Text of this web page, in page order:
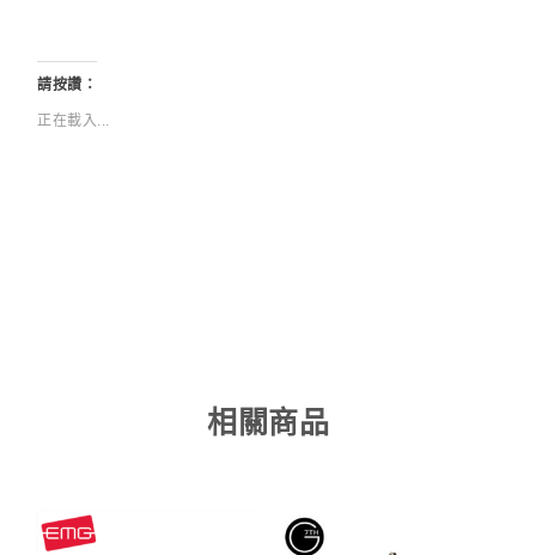
請按讚：
正在載入...
相關商品